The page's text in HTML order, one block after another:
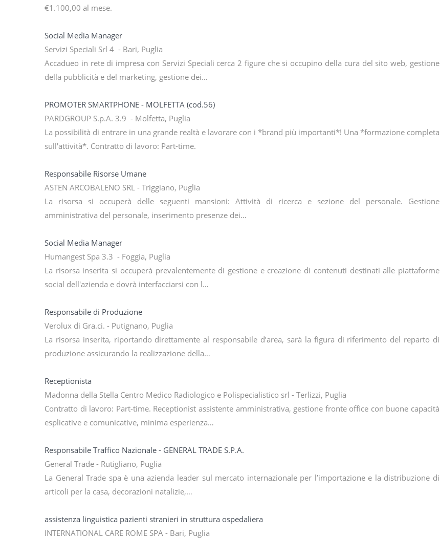
€1.100,00 al mese.
Social Media Manager
Servizi Speciali Srl 4 - Bari, Puglia
Accadueo in rete di impresa con Servizi Speciali cerca 2 figure che si occupino della cura del sito web, gestione
della pubblicità e del marketing, gestione dei…
PROMOTER SMARTPHONE - MOLFETTA (cod.56)
PARDGROUP S.p.A. 3.9 - Molfetta, Puglia
La possibilità di entrare in una grande realtà e lavorare con i *brand più importanti*! Una *formazione completa
sull'attività*. Contratto di lavoro: Part-time.
Responsabile Risorse Umane
ASTEN ARCOBALENO SRL - Triggiano, Puglia
La risorsa si occuperà delle seguenti mansioni: Attività di ricerca e sezione del personale. Gestione
amministrativa del personale, inserimento presenze dei…
Social Media Manager
Humangest Spa 3.3 - Foggia, Puglia
La risorsa inserita si occuperà prevalentemente di gestione e creazione di contenuti destinati alle piattaforme
social dell'azienda e dovrà interfacciarsi con l…
Responsabile di Produzione
Verolux di Gra.ci. - Putignano, Puglia
La risorsa inserita, riportando direttamente al responsabile d’area, sarà la figura di riferimento del reparto di
produzione assicurando la realizzazione della…
Receptionista
Madonna della Stella Centro Medico Radiologico e Polispecialistico srl - Terlizzi, Puglia
Contratto di lavoro: Part-time. Receptionist assistente amministrativa, gestione fronte office con buone capacità
esplicative e comunicative, minima esperienza…
Responsabile Traffico Nazionale - GENERAL TRADE S.P.A.
General Trade - Rutigliano, Puglia
La General Trade spa è una azienda leader sul mercato internazionale per l’importazione e la distribuzione di
articoli per la casa, decorazioni natalizie,…
assistenza linguistica pazienti stranieri in struttura ospedaliera
INTERNATIONAL CARE ROME SPA - Bari, Puglia